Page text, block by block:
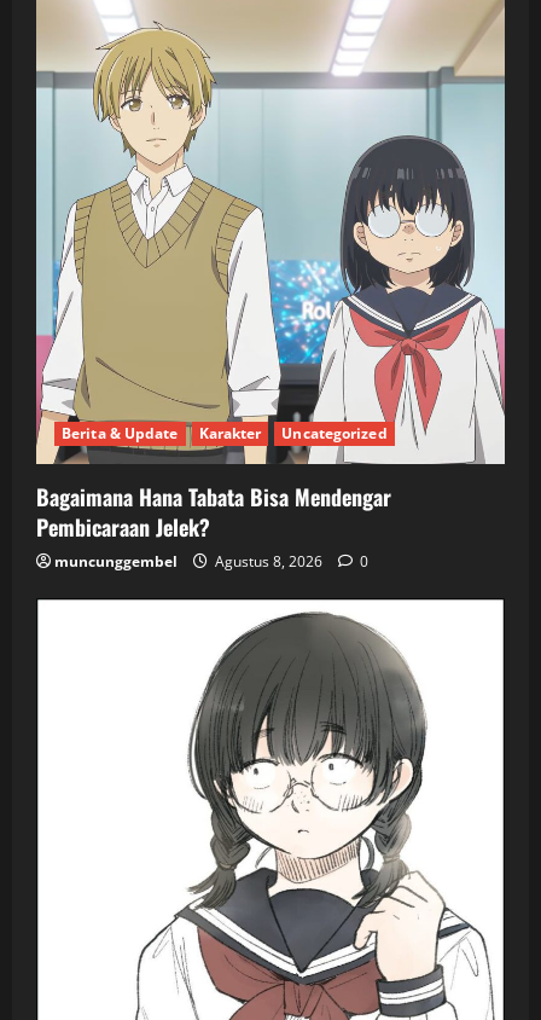
Berita & Update Karakter Uncategorized
Bagaimana Hana Tabata Bisa Mendengar
Pembicaraan Jelek?
muncunggembel Agustus 8, 2026 0